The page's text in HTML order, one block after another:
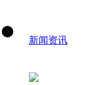
新闻资讯